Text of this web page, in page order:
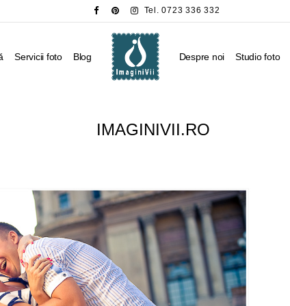
Tel. 0723 336 332
Servicii foto Blog Despre noi Studio foto
IMAGINIVII.RO